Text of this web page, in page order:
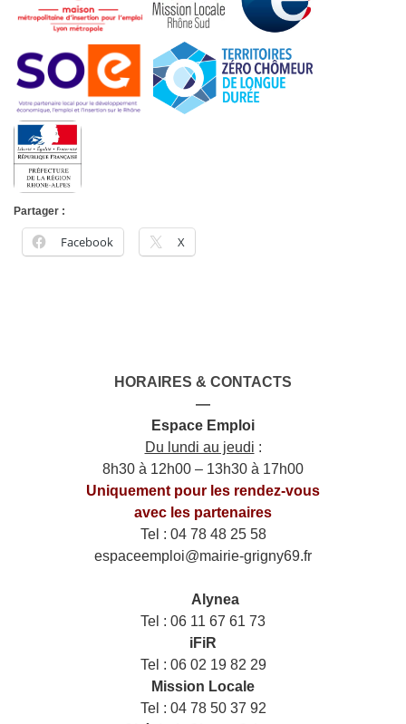
Partager :
Facebook X
HORAIRES & CONTACTS
—
Espace Emploi
Du lundi au jeudi :
8h30 à 12h00 – 13h30 à 17h00
Uniquement pour les rendez-vous
avec les partenaires
Tel : 04 78 48 25 58
espaceemploi@mairie-grigny69.fr
Alynea
Tel : 06 11 67 61 73
iFiR
Tel : 06 02 19 82 29
Mission Locale
Tel : 04 78 50 37 92